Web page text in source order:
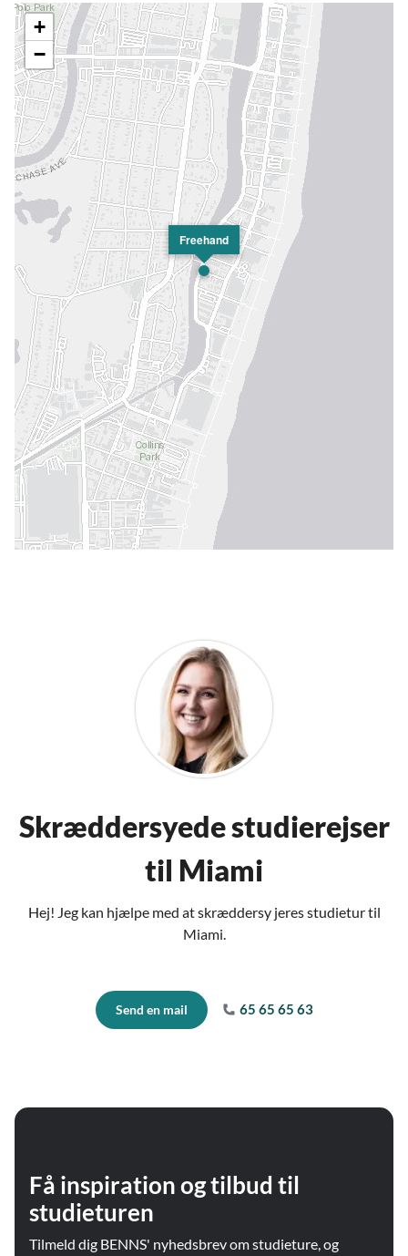
Freehand
+
−
Skræddersyede studierejser
til Miami
Hej! Jeg kan hjælpe med at skræddersy jeres studietur til
Miami.
Send en mail 65 65 65 63
Få inspiration og tilbud til
studieturen
Tilmeld dig BENNS' nyhedsbrev om studieture, og